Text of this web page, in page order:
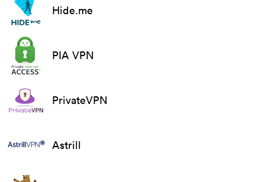
Hide.me
PIA VPN
PrivateVPN
Astrill